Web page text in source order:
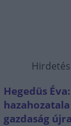
Hirdetés
Hegedüs
gazdaság